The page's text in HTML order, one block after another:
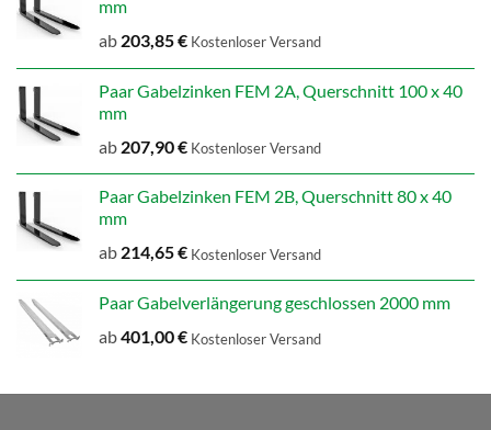
mm
ab 203,85€ Kostenloser Versand
Paar Gabelzinken FEM 2A, Querschnitt 100 x 40
mm
ab 207,90€ Kostenloser Versand
Paar Gabelzinken FEM 2B, Querschnitt 80 x 40
mm
ab 214,65€ Kostenloser Versand
Paar Gabelverlängerung geschlossen 2000 mm
ab401,00€ Kostenloser Versand